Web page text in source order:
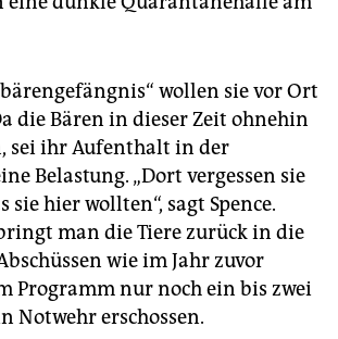
wollen sie vor Ort
die Bären in dieser Zeit ohnehin
sei ihr Aufenthalt in der
Belastung. „Dort vergessen sie
hier wollten“, sagt Spence.
man die Tiere ­zurück in die
wie im Jahr zuvor
Programm nur noch ein bis zwei
Notwehr erschossen.